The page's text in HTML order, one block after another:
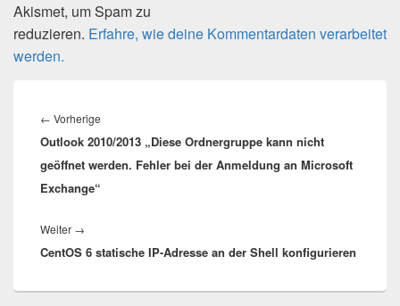
Akismet, um Spam zu
reduzieren. Erfahre, wie deine Kommentardaten verarbeitet
werden.
← Vorherige
Beitrag:
Outlook 2010/2013 „Diese Ordnergruppe kann nicht
geöffnet werden. Fehler bei der Anmeldung an Microsoft
Exchange“
Weiter →
Beitrag:
CentOS 6 statische IP-Adresse an der Shell konfigurieren